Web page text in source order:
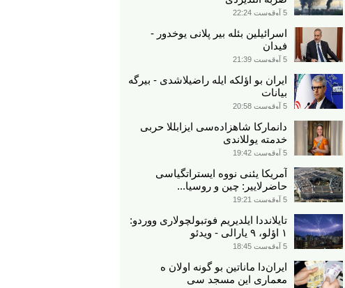
5 آوقوست 22:24
اسرائیلین بئله بیر پلانی یوخدور -
فیدان
5 آوقوست 21:39
ایران بو اؤلکه ایله راضیلاشدی - بیرگه
بیانات
5 آوقوست 20:58
دانمارکا شاهزاده‌سی ایزابللا حربی
خدمته یوللاندی
5 آوقوست 19:42
آمریکا یئنی نووه ایستراتگیاسی
حاضرلاییر: چین و روسیا...
5 آوقوست 19:21
تایلانددا ایلدیریم فوتبولچولاری ووردو:
۱ اؤلو، ۹ یارالی - ویدئو
5 آوقوست 18:45
ایران‌دا ماناتین بو گونه اولان ه
معماری این مسجد سی